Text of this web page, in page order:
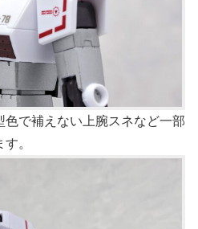
で補えない上腕スネなど一部
。